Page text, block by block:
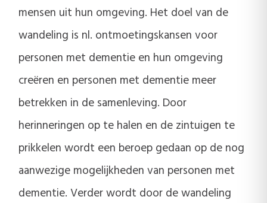
mensen uit hun omgeving. Het doel van de
wandeling is nl. ontmoetingskansen voor
personen met dementie en hun omgeving
creëren en personen met dementie meer
betrekken in de samenleving. Door
herinneringen op te halen en de zintuigen te
prikkelen wordt een beroep gedaan op de nog
aanwezige mogelijkheden van personen met
dementie. Verder wordt door de wandeling